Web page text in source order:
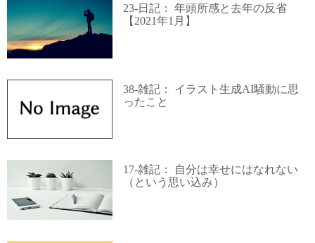
23-日記： 年頭所感と去年の反省
【2021年1月】
38-雑記： イラスト生成AI騒動に思
ったこと
17-雑記： 自分は幸せにはなれない
（という思い込み）